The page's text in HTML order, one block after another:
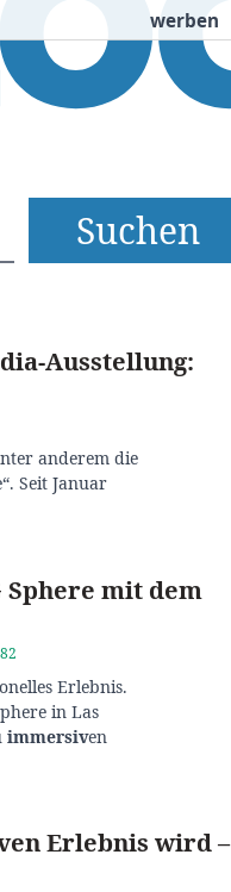
werben
Buchtipps
Ausstellung:
anderem die
Seit Januar
mit dem
Erlebnis.
in Las
immersiven
Erlebnis wird –